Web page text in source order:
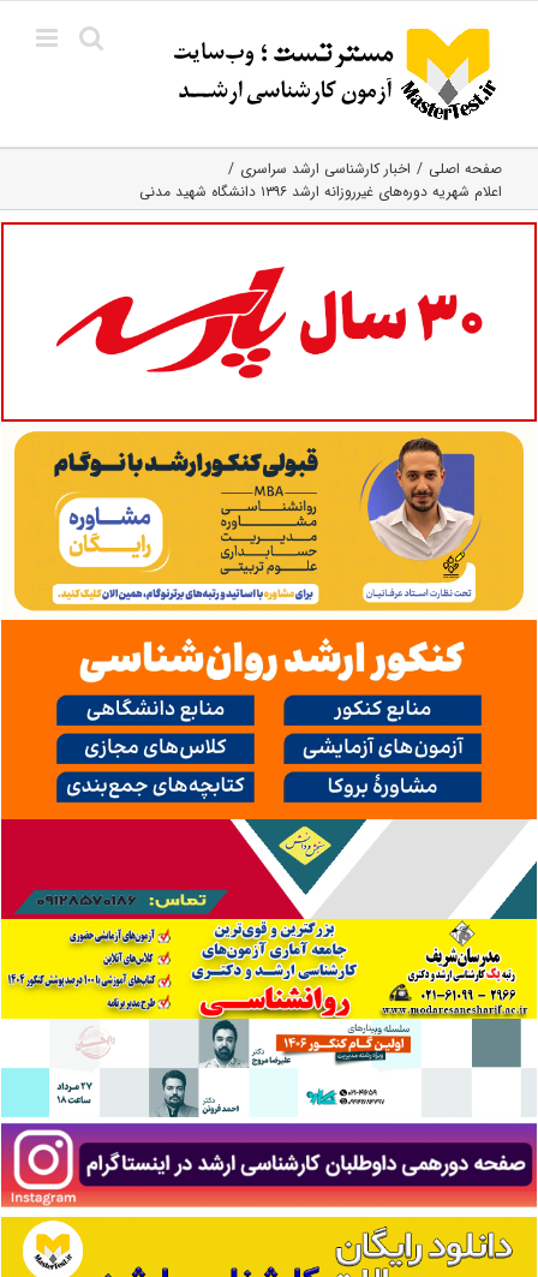
content
صفحه اصلی
اخبار کارشناسی ارشد سراسری
اعلام شهریه دوره‌های غیرروزانه ارشد ۱۳۹۶ دانشگاه شهید مدنی